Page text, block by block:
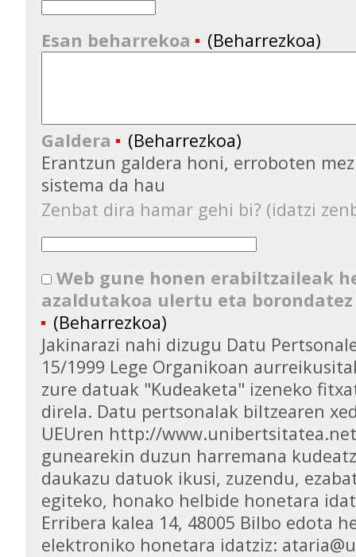
Esan beharrekoa (Beharrezkoa)
Galdera
(Beharrezkoa)
Erantzun galdera honi, erroboten
sistema da hau
Zenbat dira hamar gehi bi? (idatzi
Web gune honen erabiltzaileak
azaldutakoa ulertu eta
(Beharrezkoa)
Jakinarazi nahi dizugu Datu
15/1999 Lege Organikoan
zure datuak "Kudeaketa" izeneko
direla. Datu pertsonalak biltzearen
UEUren http://
gunearekin duzun harremana
daukazu datuok ikusi, zuzendu,
egiteko, honako helbide honetara
Erribera kalea 14, 48005 Bilbo edota
elektroniko honetara idatziz: